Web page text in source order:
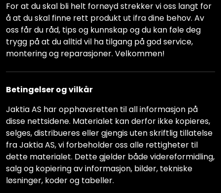
For at du skal bli helt fornøyd strekker vi oss langt for
å at du skal finne rett produkt ut ifra dine behov. Av
oss får du råd, tips og kunnskap og du kan føle deg
trygg på at du alltid vil ha tilgang på god service,
montering og reparasjoner. Velkommen!
Betingelser og vilkår
Jaktia AS har opphavsretten til all informasjon på
disse nettsidene. Materialet kan derfor ikke kopieres,
selges, distribueres eller gjengis uten skriftlig tillatelse
fra Jaktia AS, vi forbeholder oss alle rettigheter til
dette materialet. Dette gjelder både videreformidling,
salg og kopiering av informasjon, bilder, tekniske
løsninger, koder og tabeller.